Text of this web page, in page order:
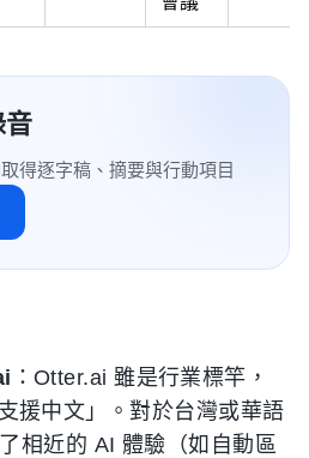
音
得逐字稿、摘要與行動項目
：Otter.ai 雖是行業標竿，
援中文」。對於台灣或華語
相近的 AI 體驗（如自動區